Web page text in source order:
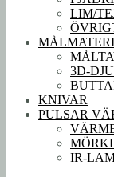
LIM/
3D-
KNIVAR
PULSAR
IR-